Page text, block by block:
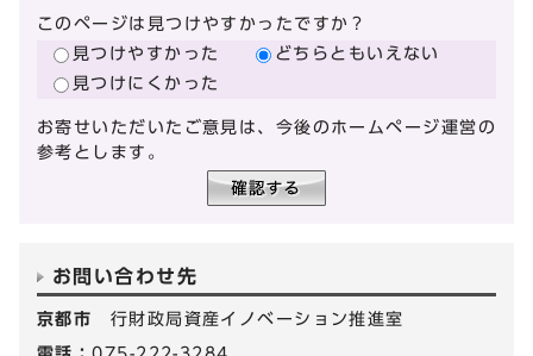
このページは見つけやすかったですか？
見つけやすかった
どちらともいえない
見つけにくかった
お寄せいただいたご意見は、今後のホームページ運営の
参考とします。
お問い合わせ先
京都市 行財政局資産イノベーション推進室